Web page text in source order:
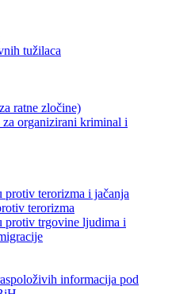
tužilaca
ratne zločine)
organizirani kriminal i
protiv terorizma i jačanja
terorizma
protiv trgovine ljudima i
informacija pod